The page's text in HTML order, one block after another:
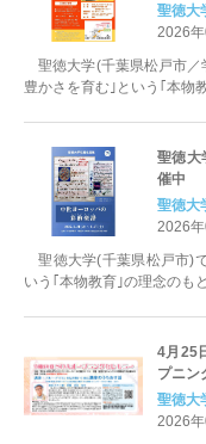
聖徳大
2026
聖徳大学(千葉県松戸市／
豊かさを育む｣という｢本物
聖徳大
催中
聖徳大
2026
聖徳大学(千葉県松戸市)
いう｢本物教育｣の理念のも
4月25
プニン
聖徳大
2026